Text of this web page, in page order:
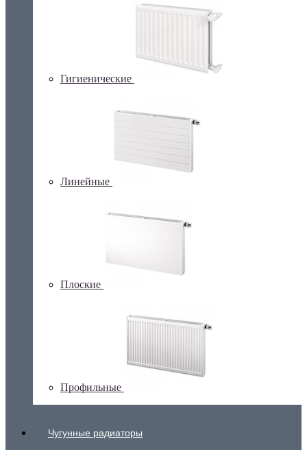
Гигиенические
Линейные
Плоские
Профильные
Чугунные радиаторы